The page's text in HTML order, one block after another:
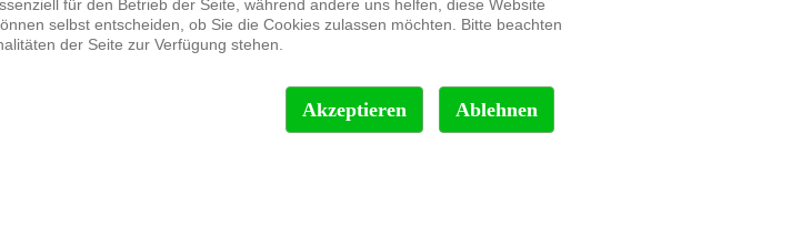
für den Betrieb der Seite, während andere uns helfen, diese Website
selbst entscheiden, ob Sie die Cookies zulassen möchten. Bitte beachten
der Seite zur Verfügung stehen.
Akzeptieren Ablehnen